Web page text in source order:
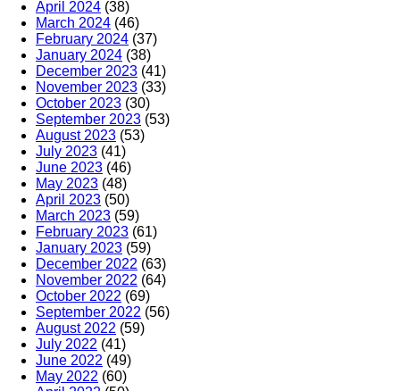
April 2024 (38)
March 2024 (46)
February 2024 (37)
January 2024 (38)
December 2023 (41)
November 2023 (33)
October 2023 (30)
September 2023 (53)
August 2023 (53)
July 2023 (41)
June 2023 (46)
May 2023 (48)
April 2023 (50)
March 2023 (59)
February 2023 (61)
January 2023 (59)
December 2022 (63)
November 2022 (64)
October 2022 (69)
September 2022 (56)
August 2022 (59)
July 2022 (41)
June 2022 (49)
May 2022 (60)